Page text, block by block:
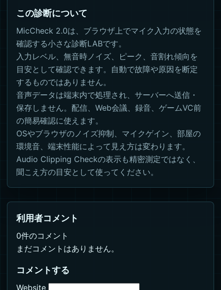
この診断について
MicCheck 2.0は、ブラウザ上でマイク入力の状態を
確認する小さな診断LABです。
入力レベル、無音時ノイズ、ピーク、音割れ傾向を
目安として確認できます。自動で故障や原因を断定
するものではありません。
音声データは端末内で処理され、サーバーへ送信・
保存しません。配信、Web会議、録音、ゲームVC前
の簡易確認に使えます。
OSやブラウザのノイズ抑制、マイクゲイン、部屋の
環境音、端末性能によって見え方は変わります。
Audio Clipping Checkの表示も精密測定ではなく、
聞こえ方の目安として使ってください。
利用者コメント
0件のコメント
まだコメントはありません。
コメントする
Website